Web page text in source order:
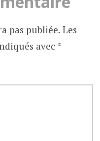
pas publiée. Les
avec *